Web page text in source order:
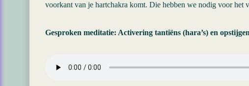
voorkant van je hartchakra komt. Die hebben we nodig voor het
Gesproken meditatie: Activering tantiëns (hara’s) en